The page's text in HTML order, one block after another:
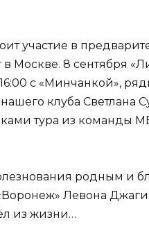
участие в
Москве. 8 сентября
с «Минчанкой»,
клуба Светлана
тура из команды
родным и
Левона
из жизни…